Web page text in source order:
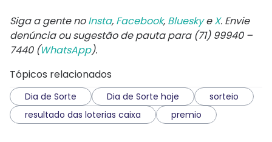
Siga a gente noInsta, Facebook, BlueskyeX. Envie
denúncia ou sugestão de pauta para (71) 99940 –
7440 (WhatsApp).
Tópicos relacionados
Dia de Sorte Dia de Sorte hoje
sorteio
resultado das loterias caixa
premio